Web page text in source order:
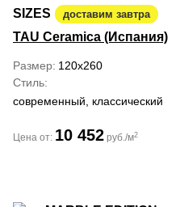
SIZES
доставим завтра
TAU Ceramica (Испания)
Размер 120x260
Стиль
современный, классический
Цена от: 10 452 руб./м2